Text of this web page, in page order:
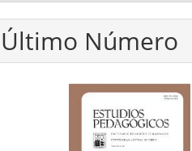
Último Número